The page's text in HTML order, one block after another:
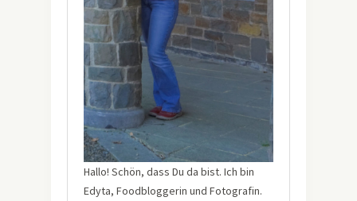
Hallo! Schön, dass Du da bist. Ich bin
Edyta, Foodbloggerin und Fotografin.